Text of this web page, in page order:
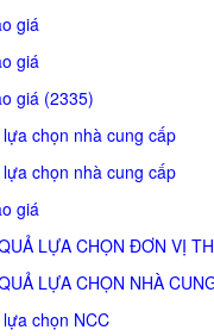
giá
giá
giá (2335)
chọn nhà cung cấp
chọn nhà cung cấp
giá
LỰA CHỌN ĐƠN VỊ
LỰA CHỌN NHÀ
chọn NCC